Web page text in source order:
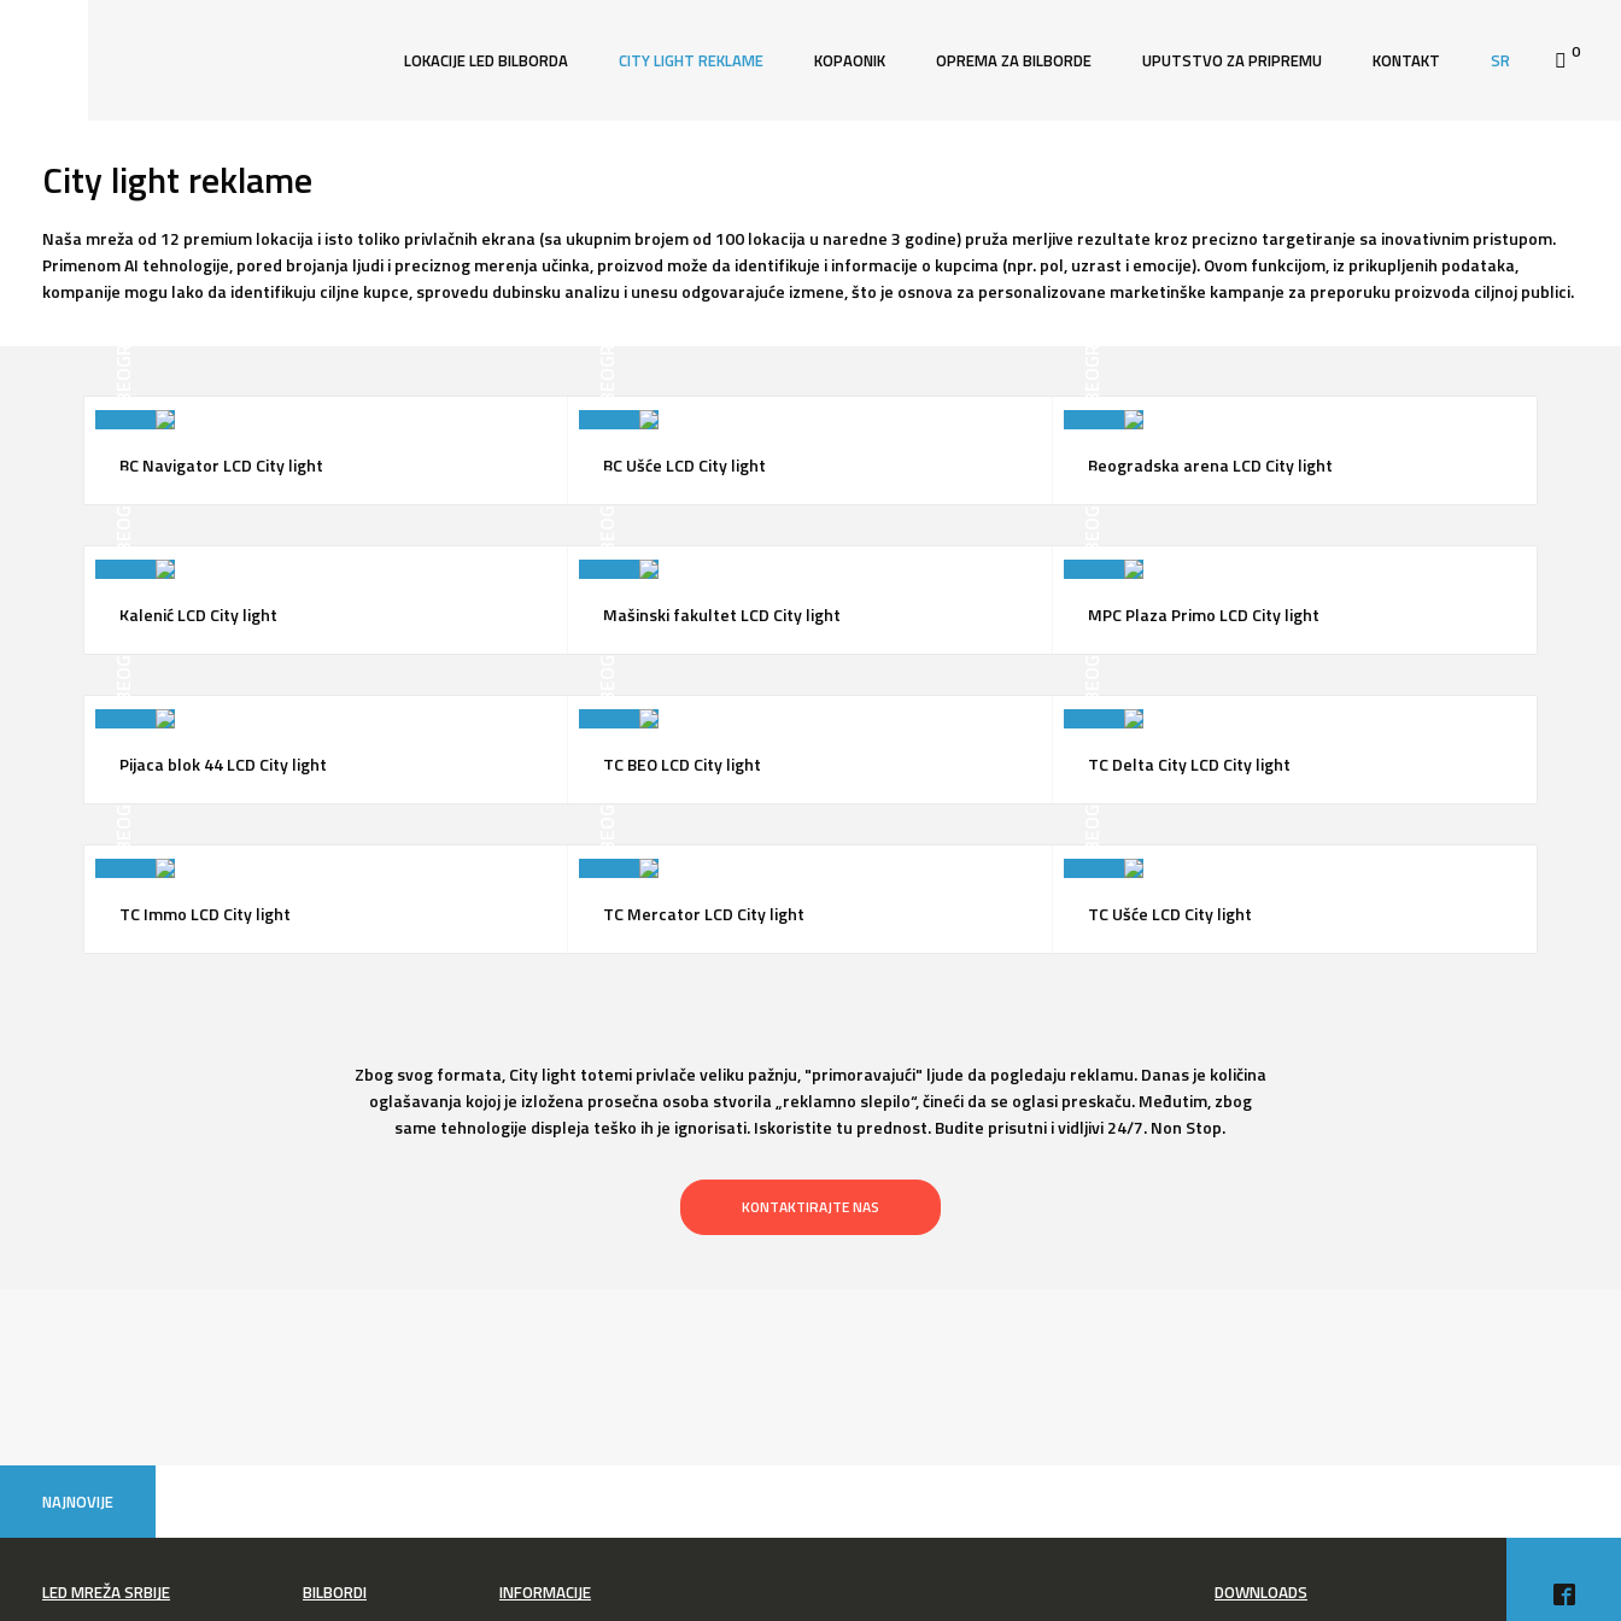
LOKACIJE LED BILBORDA CITY LIGHT REKLAME KOPAONIK OPREMA ZA BILBORDE UPUTSTVO ZA PRIPREMU KONTAKT SR 0
City light reklame
Naša mreža od 12 premium lokacija i isto toliko privlačnih ekrana (sa ukupnim brojem od 100 lokacija u naredne 3 godine) pruža merljive rezultate kroz precizno targetiranje sa inovativnim pristupom.
Primenom AI tehnologije, pored brojanja ljudi i preciznog merenja učinka, proizvod može da identifikuje i informacije o kupcima (npr. pol, uzrast i emocije). Ovom funkcijom, iz prikupljenih podataka,
kompanije mogu lako da identifikuju ciljne kupce, sprovedu dubinsku analizu i unesu odgovarajuće izmene, što je osnova za personalizovane marketinške kampanje za preporuku proizvoda ciljnoj publici.
BC Navigator LCD City light BC Ušće LCD City light Beogradska arena LCD City light
Kalenić LCD City light Mašinski fakultet LCD City light MPC Plaza Primo LCD City light
Pijaca blok 44 LCD City light TC BEO LCD City light TC Delta City LCD City light
TC Immo LCD City light TC Mercator LCD City light TC Ušće LCD City light
Zbog svog formata, City light totemi privlače veliku pažnju, "primoravajući" ljude da pogledaju reklamu. Danas je količina
oglašavanja kojoj je izložena prosečna osoba stvorila „reklamno slepilo“, čineći da se oglasi preskaču. Međutim, zbog
same tehnologije displeja teško ih je ignorisati. Iskoristite tu prednost. Budite prisutni i vidljivi 24/7. Non Stop.
KONTAKTIRAJTE NAS
NAJNOVIJE
LED MREŽA SRBIJE BILBORDI INFORMACIJE DOWNLOADS